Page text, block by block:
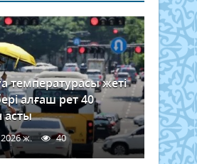
температурасы жеті
алғаш рет 40
асты
ж. 40